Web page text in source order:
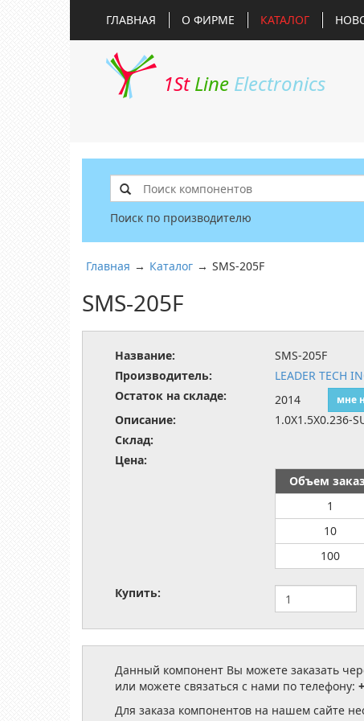
ГЛАВНАЯ О ФИРМЕ КАТАЛОГ
1St Line Electronics
Поиск по производителю
Главная → Каталог → SMS-205F
SMS-205F
Название:
SMS-205F
Производитель:
LEADER TECH
Остаток на складе:
2014 мне
Описание:
1.0X1.5X0.236-
Склад:
Цена:
Объем
1
10
100
Купить:
Данный компонент Вы можете заказать
или можете связаться с нами по телефону:
Для заказа компонентов на нашем сайте